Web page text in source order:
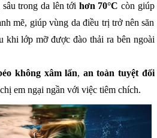
trong da lên tới hơn 70°C còn giúp
mẽ, giúp vùng da điều trị trở nên săn
khi lớp mỡ được đào thải ra bên ngoài
không xâm lấn, an toàn tuyệt đối
em ngại ngần với việc tiêm chích.